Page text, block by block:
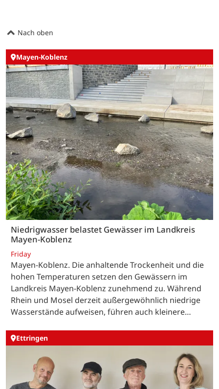
Nach oben
Mayen-Koblenz
Niedrigwasser belastet Gewässer im Landkreis
Mayen-Koblenz
Friday
Mayen-Koblenz. Die anhaltende Trockenheit und die
hohen Temperaturen setzen den Gewässern im
Landkreis Mayen-Koblenz zunehmend zu. Während
Rhein und Mosel derzeit außergewöhnlich niedrige
Wasserstände aufweisen, führen auch kleinere…
Ettringen